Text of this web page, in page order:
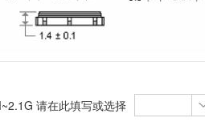
请在此填写或选择